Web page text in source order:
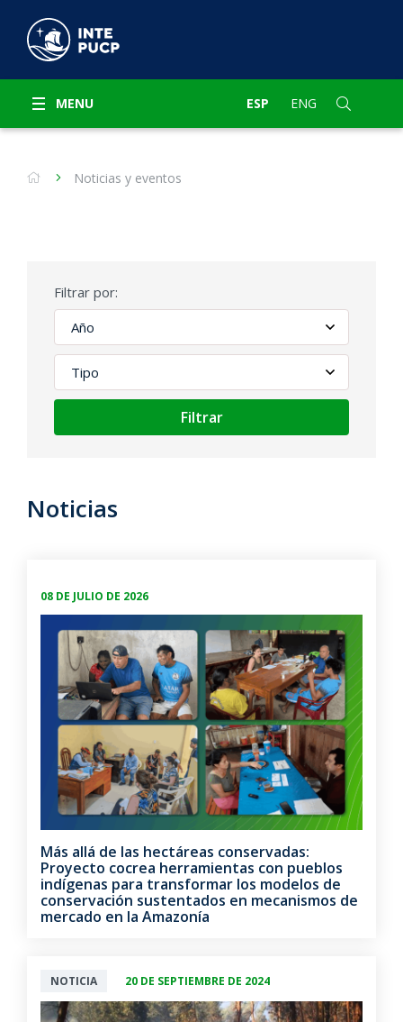
MENU ESP ENG
Noticias y eventos
Filtrar por:
Filtrar
Noticias
08 DE JULIO DE 2026
Más allá de las hectáreas conservadas:
Proyecto cocrea herramientas con pueblos
indígenas para transformar los modelos de
conservación sustentados en mecanismos de
mercado en la Amazonía
NOTICIA 20 DE SEPTIEMBRE DE 2024